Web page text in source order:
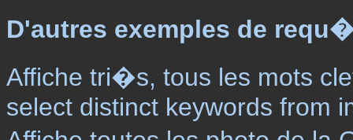
D'autres exemples de
Affiche tri�s, tous les mots
select distinct keywords from